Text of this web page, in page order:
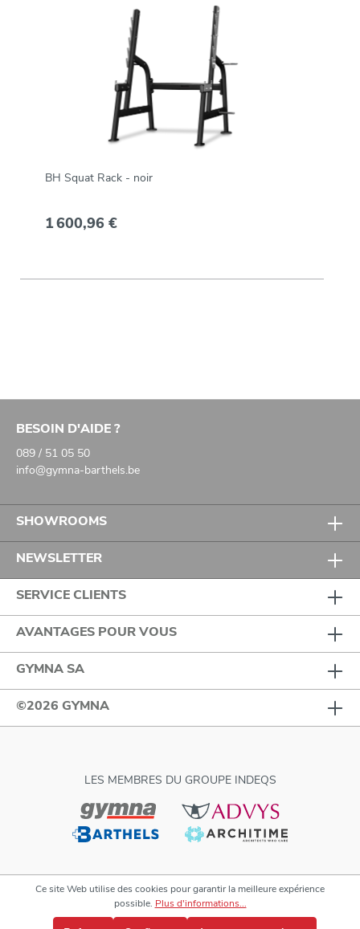
BH Squat Rack - noir
1 600,96 €
BESOIN D'AIDE ?
089 / 51 05 50
info@gymna-barthels.be
SHOWROOMS
NEWSLETTER
SERVICE CLIENTS
AVANTAGES POUR VOUS
GYMNA SA
©2026 GYMNA
LES MEMBRES DU GROUPE INDEQS
Ce site Web utilise des cookies pour garantir la meilleure expérience
possible. Plus d'informations...